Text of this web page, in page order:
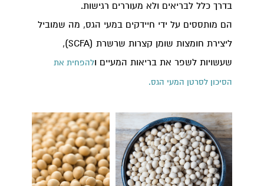
בדרך כלל לבריאים ולא מעוררים רגישות.
הם מותססים על ידי חיידקים במעי הגס, מה שמוביל
ליצירת חומצות שומן קצרות שרשרת (SCFA),
שעשויות לשפר את בריאות המעיים ולהפחית את
הסיכון לסרטן המעי הגס.